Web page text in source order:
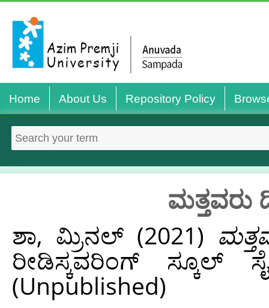
Home About Us Repository Policy
ಮತ್ತವರು
ಶಾ, ಮ್ರಿನಲ್(2021)
ರೀಡಿಸ್ಕವರಿಂಗ್ ಸ್ಕೂಲ್
(Unpublished)